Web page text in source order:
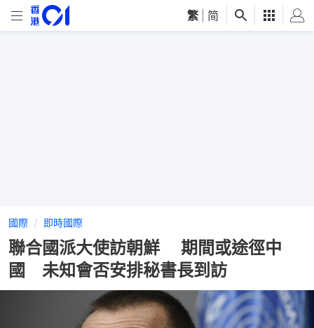
繁 简
國際 即時國際
聯合國派大使訪朝鮮 期間或途徑中
國 未知會否安排秘書長到訪